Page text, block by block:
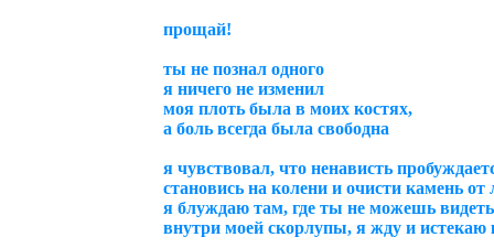
прощай!
ты не познал одного
я ничего не изменил
моя плоть была в моих костях,
а боль всегда была свободна
я чувствовал, что ненависть
становись на колени и очисти камень от
я блуждаю там, где ты не можешь
внутри моей скорлупы, я жду и истекаю